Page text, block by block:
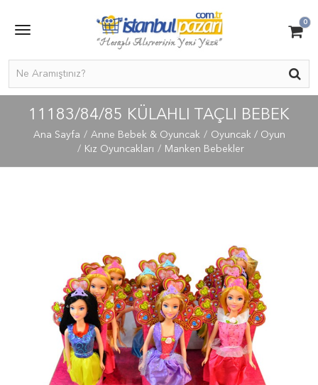
0
11183/84/85 KÜLAHLI TAÇLI BEBEK
Ana Sayfa Anne Bebek & Oyuncak
Oyuncak / Oyun
Kız Oyuncakları
Manken Bebekler